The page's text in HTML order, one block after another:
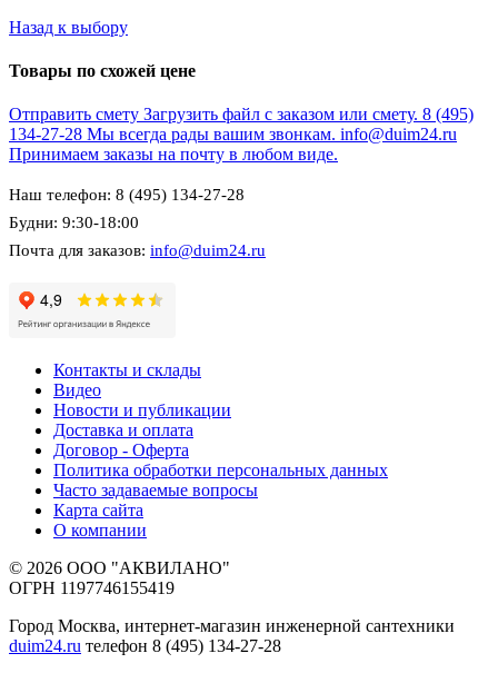
Назад к выбору
Товары по схожей цене
Отправить смету Загрузить файл с заказом или смету. 8 (495)
134-27-28 Мы всегда рады вашим звонкам. info@duim24.ru
Принимаем заказы на почту в любом виде.
Наш телефон: 8 (495) 134-27-28
Будни: 9:30-18:00
Почта для заказов: info@duim24.ru
Контакты и склады
Видео
Новости и публикации
Доставка и оплата
Договор - Оферта
Политика обработки персональных данных
Часто задаваемые вопросы
Карта сайта
О компании
© 2026 ООО "АКВИЛАНО"
ОГРН 1197746155419
Город Москва, интернет-магазин инженерной сантехники
duim24.ru телефон 8 (495) 134-27-28